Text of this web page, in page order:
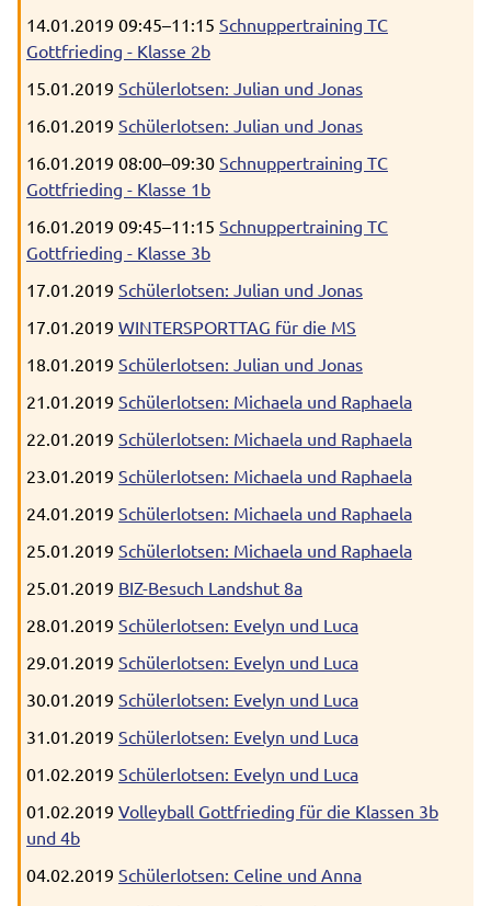
14.01.2019 09:45–11:15 Schnuppertraining TC
Gottfrieding - Klasse 2b
15.01.2019 Schülerlotsen: Julian und Jonas
16.01.2019 Schülerlotsen: Julian und Jonas
16.01.2019 08:00–09:30 Schnuppertraining TC
Gottfrieding - Klasse 1b
16.01.2019 09:45–11:15 Schnuppertraining TC
Gottfrieding - Klasse 3b
17.01.2019 Schülerlotsen: Julian und Jonas
17.01.2019 WINTERSPORTTAG für die MS
18.01.2019 Schülerlotsen: Julian und Jonas
21.01.2019 Schülerlotsen: Michaela und Raphaela
22.01.2019 Schülerlotsen: Michaela und Raphaela
23.01.2019 Schülerlotsen: Michaela und Raphaela
24.01.2019 Schülerlotsen: Michaela und Raphaela
25.01.2019 Schülerlotsen: Michaela und Raphaela
25.01.2019 BIZ-Besuch Landshut 8a
28.01.2019 Schülerlotsen: Evelyn und Luca
29.01.2019 Schülerlotsen: Evelyn und Luca
30.01.2019 Schülerlotsen: Evelyn und Luca
31.01.2019 Schülerlotsen: Evelyn und Luca
01.02.2019 Schülerlotsen: Evelyn und Luca
01.02.2019 Volleyball Gottfrieding für die Klassen 3b
und 4b
04.02.2019 Schülerlotsen: Celine und Anna